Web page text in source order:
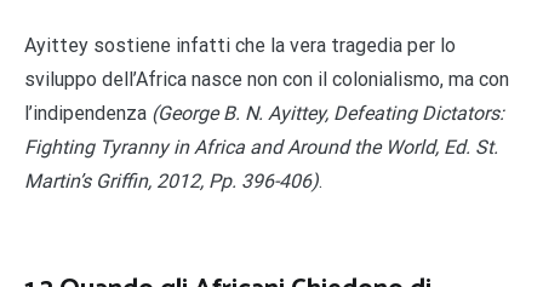
Ayittey sostiene infatti che la vera tragedia per lo
sviluppo dell’Africa nasce non con il colonialismo, ma con
l’indipendenza (George B. N. Ayittey, Defeating Dictators:
Fighting Tyranny in Africa and Around the World, Ed. St.
Martin’s Griffin, 2012, Pp. 396-406).